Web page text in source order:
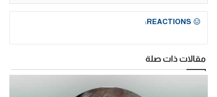
REACTIONS:
مقالات ذات صلة